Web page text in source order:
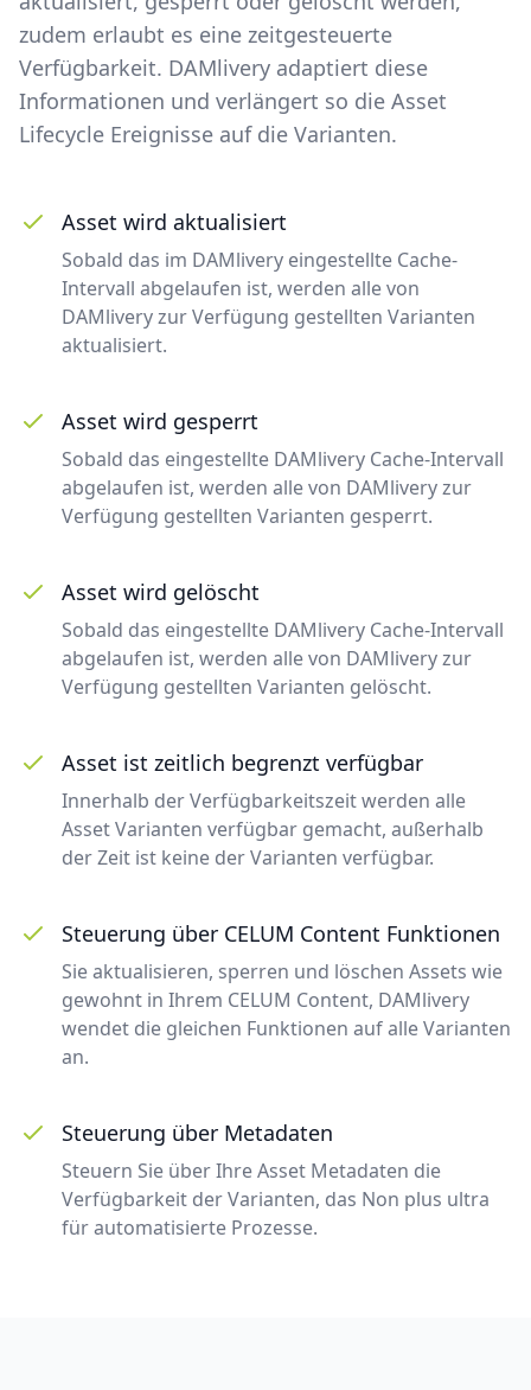
zudem erlaubt es eine zeitgesteuerte
Verfügbarkeit. DAMlivery adaptiert diese
Informationen und verlängert so die Asset
Lifecycle Ereignisse auf die Varianten.
Asset wird aktualisiert
Sobald das im DAMlivery eingestellte Cache-
Intervall abgelaufen ist, werden alle von
DAMlivery zur Verfügung gestellten Varianten
aktualisiert.
Asset wird gesperrt
Sobald das eingestellte DAMlivery Cache-Intervall
abgelaufen ist, werden alle von DAMlivery zur
Verfügung gestellten Varianten gesperrt.
Asset wird gelöscht
Sobald das eingestellte DAMlivery Cache-Intervall
abgelaufen ist, werden alle von DAMlivery zur
Verfügung gestellten Varianten gelöscht.
Asset ist zeitlich begrenzt verfügbar
Innerhalb der Verfügbarkeitszeit werden alle
Asset Varianten verfügbar gemacht, außerhalb
der Zeit ist keine der Varianten verfügbar.
Steuerung über CELUM Content Funktionen
Sie aktualisieren, sperren und löschen Assets wie
gewohnt in Ihrem CELUM Content, DAMlivery
wendet die gleichen Funktionen auf alle Varianten
an.
Steuerung über Metadaten
Steuern Sie über Ihre Asset Metadaten die
Verfügbarkeit der Varianten, das Non plus ultra
für automatisierte Prozesse.